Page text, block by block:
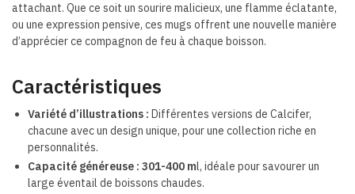
attachant. Que ce soit un sourire malicieux, une flamme éclatante,
ou une expression pensive, ces mugs offrent une nouvelle manière
d’apprécier ce compagnon de feu à chaque boisson.
Caractéristiques
Variété d’illustrations : Différentes versions de Calcifer,
chacune avec un design unique, pour une collection riche en
personnalités.
Capacité généreuse : 301-400 ml, idéale pour savourer un
large éventail de boissons chaudes.